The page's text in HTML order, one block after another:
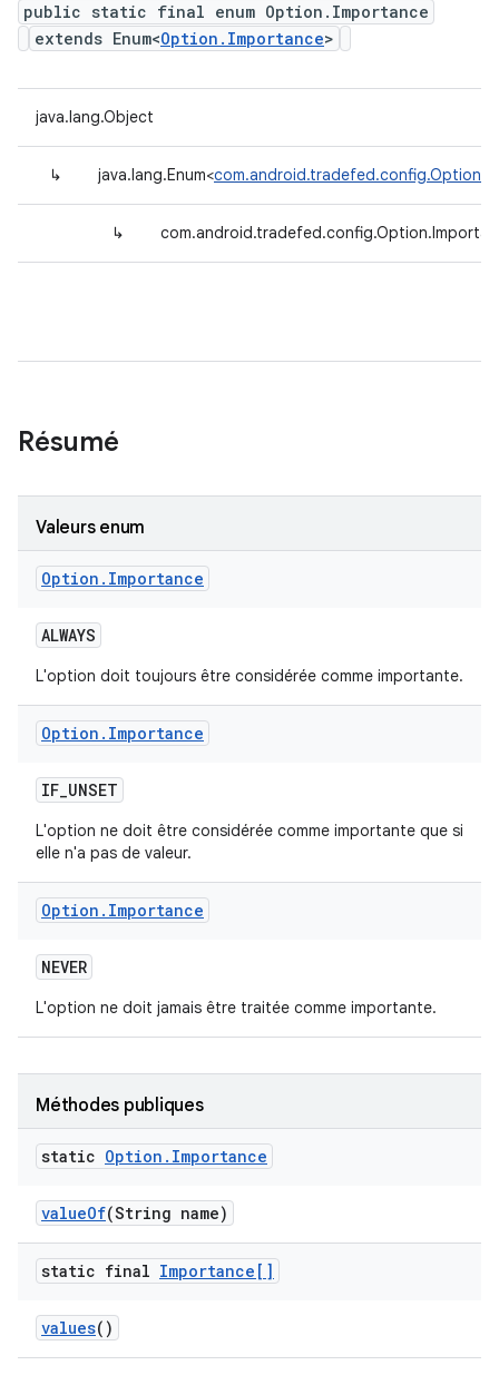
public static final enum Option.Importance
extends Enum<Option.Importance>
java.lang.Object
↳ java.lang.Enum<
↳
Résumé
Valeurs enum
Option . Importance
ALWAYS
L'option doit toujours être considérée comme importante.
Option . Importance
IF_UNSET
L'option ne doit être considérée comme importante que si
elle n'a pas de valeur.
Option . Importance
NEVER
L'option ne doit jamais être traitée comme importante.
Méthodes publiques
static Option . Importance
valueOf(String name)
static final Importance[]
values()